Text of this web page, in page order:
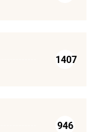
1407
946